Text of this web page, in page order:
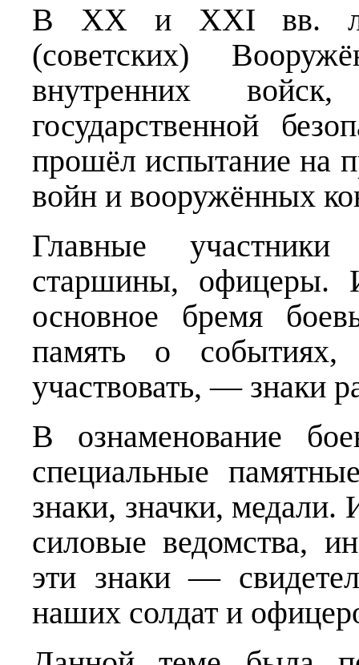
В XX и XXI вв.
(советских)
внутренних войск,
государственной
прошёл испытание на
войн и вооружённых
Главные
старшины, офицеры.
основное бремя
память о
участвовать, — знаки
В ознаменование
специальные
знаки, значки,
силовые ведомства,
эти знаки —
наших солдат и